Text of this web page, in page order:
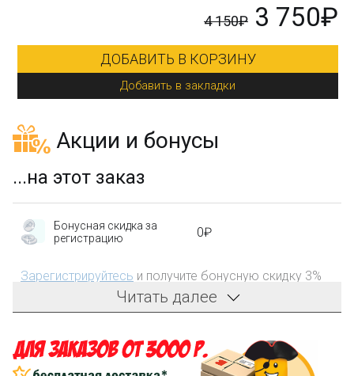
4 150₽ 3 750₽
ДОБАВИТЬ В КОРЗИНУ
Добавить в закладки
Акции и бонусы
...на этот заказ
Бонусная скидка за
регистрацию
0₽
Зарегистрируйтесь и получите бонусную скидку 3%
на первый заказ!
затрат на доставку
Читать далее